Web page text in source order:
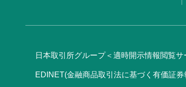
日本取引所グループ＜適時開示情報閲覧サ
EDINET(金融商品取引法に基づく有価証